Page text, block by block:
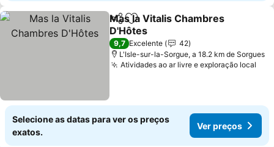
PartilharAdicionar aos favoritos
Mas la Vitalis Chambres
D'Hôtes
Ver preços
9,7 Excelente
42
L'Isle-sur-la-Sorgue, a 18.2 km de Sorgues
Atividades ao ar livre e exploração local
Selecione as datas para ver os preços
exatos.
Ver preços